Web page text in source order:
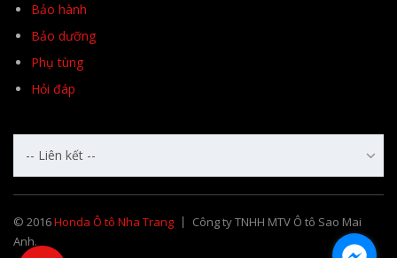
Bảo hành
Bảo dưỡng
Phụ tùng
Hỏi đáp
-- Liên kết --
© 2016Honda Ô tô Nha Trang
Công ty TNHH MTV Ô tô Sao Mai
Anh.